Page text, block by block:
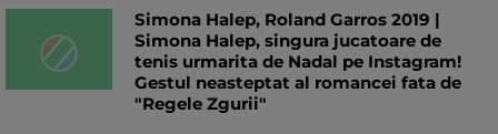
Simona Halep, Roland Garros 2019 |
Simona Halep, singura jucatoare de
tenis urmarita de Nadal pe Instagram!
Gestul neasteptat al romancei fata de
"Regele Zgurii"